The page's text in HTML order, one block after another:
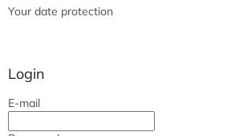
Your date protection
Login
E-mail